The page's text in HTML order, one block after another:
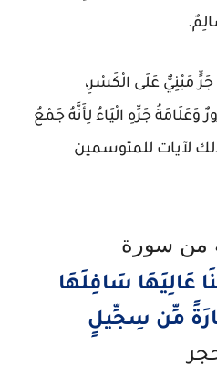
مَبْنِيٌّ عَلَى الْكَسْرِ،
جَرِّهِ الْيَاءُ لِأَنَّهُ جَمْعُ
لآيات للمتوسمين
من سورة
عَالِيَهَا سَافِلَهَا
مِّن سِجِّيلٍ